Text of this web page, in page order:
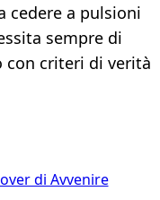
cedere a pulsioni
sempre di
con criteri di verità
di Avvenire